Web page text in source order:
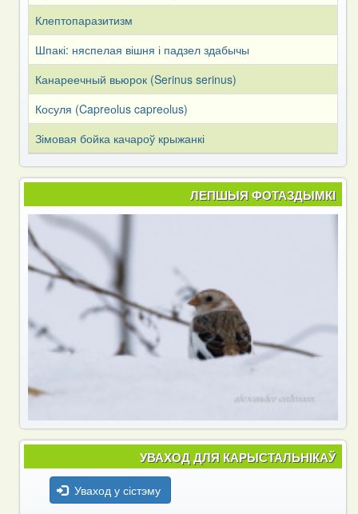
Клептопаразитизм
Шпакі: няспелая вішня і падзел здабычы
Канареечный вьюрок (Serinus serinus)
Косуля (Capreоlus capreоlus)
Зімовая бойка качароў крыжанкі
ЛЕПШЫЯ ФОТАЗДЫМКІ
УВАХОД ДЛЯ КАРЫСТАЛЬНІКАЎ
Уваход у сістэму